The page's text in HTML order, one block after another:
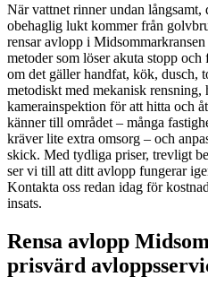
När vattnet rinner undan långsamt,
obehaglig lukt kommer från
rensar avlopp i
metoder som löser akuta stopp
om det gäller handfat, kök, dusch,
metodiskt med mekanisk
kamerainspektion för att hitta och
känner till området – många
kräver lite extra omsorg – och
skick. Med tydliga priser, trevligt
ser vi till att ditt avlopp fungerar
Kontakta oss redan idag för
insats.
Rensa avlopp
prisvärd